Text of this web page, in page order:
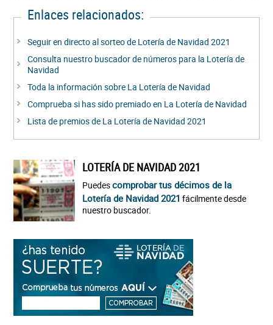
Enlaces relacionados:
Seguir en directo al sorteo de Lotería de Navidad 2021
Consulta nuestro buscador de números para la Lotería de
Navidad
Toda la información sobre La Lotería de Navidad
Comprueba si has sido premiado en La Lotería de Navidad
Lista de premios de La Lotería de Navidad 2021
LOTERÍA DE NAVIDAD 2021
Puedescomprobar tus décimos de la
Lotería de Navidad 2021 fácilmente desde
nuestro buscador.